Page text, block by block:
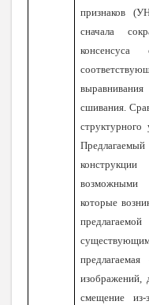
признаков
сначала
сшивания.
структурного
возможными
которые
изображений,
смещение